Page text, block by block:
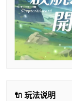
🔌 玩法说明